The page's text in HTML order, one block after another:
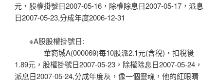
元，股權掛號日2007-05-16，除權除息日2007-05-17，派息
日2007-05-23,分成年度2006-12-31
※A股股權掛號日:
華裔城A(000069)每10股派2.1元(含稅)，扣稅後
1.89元，股權掛號日2007-05-23，除權除息日2007-05-24，
派息日2007-05-24,分成年度灰，像一個靈魂，他的紅眼睛